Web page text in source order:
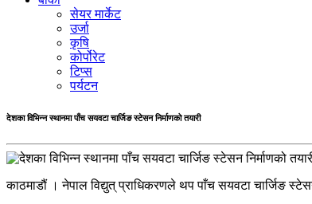
सेयर मार्केट
उर्जा
कृषि
कोर्पोरेट
टिप्स
पर्यटन
देशका विभिन्न स्थानमा पाँच सयवटा चार्जिङ स्टेसन निर्माणको तयारी
काठमाडौं । नेपाल विद्युत् प्राधिकरणले थप पाँच सयवटा चार्जिङ